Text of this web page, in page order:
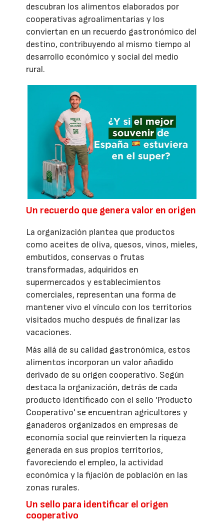
descubran los alimentos elaborados por
cooperativas agroalimentarias y los
conviertan en un recuerdo gastronómico del
destino, contribuyendo al mismo tiempo al
desarrollo económico y social del medio
rural.
Un recuerdo que genera valor en origen
La organización plantea que productos
como aceites de oliva, quesos, vinos, mieles,
embutidos, conservas o frutas
transformadas, adquiridos en
supermercados y establecimientos
comerciales, representan una forma de
mantener vivo el vínculo con los territorios
visitados mucho después de finalizar las
vacaciones.
Más allá de su calidad gastronómica, estos
alimentos incorporan un valor añadido
derivado de su origen cooperativo. Según
destaca la organización, detrás de cada
producto identificado con el sello 'Producto
Cooperativo' se encuentran agricultores y
ganaderos organizados en empresas de
economía social que reinvierten la riqueza
generada en sus propios territorios,
favoreciendo el empleo, la actividad
económica y la fijación de población en las
zonas rurales.
Un sello para identificar el origen
cooperativo